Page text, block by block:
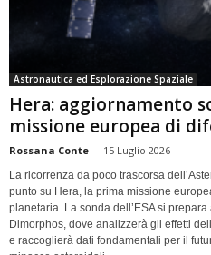
Astronautica ed Esplorazione Spaziale
Hera: aggiornamento
missione europea di
Rossana Conte - 15 Luglio 2026
La ricorrenza da poco trascorsa
punto su Hera, la prima missione
planetaria. La sonda dell’ESA si
Dimorphos, dove analizzerà gli effetti
e raccoglierà dati fondamentali per il